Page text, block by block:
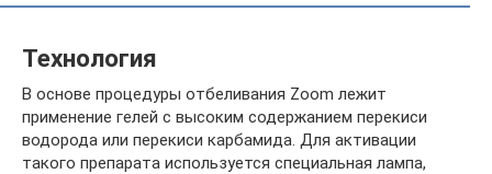
Технология
В основе процедуры отбеливания Zoom лежит
применение гелей с высоким содержанием перекиси
водорода или перекиси карбамида. Для активации
такого препарата используется специальная лампа,